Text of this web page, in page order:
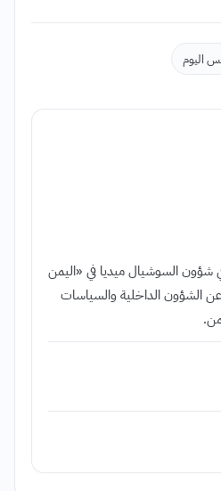
اليوم
السوشيال ميديا في «اليمن
عن الشؤون الداخلية والسياسات